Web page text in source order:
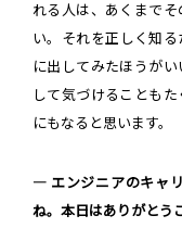
れる人は、あくまで
い。それを正しく知
に出してみたほうが
して気づけることも
にもなると思います。
― エンジニアのキャ
ね。本日はありがとう